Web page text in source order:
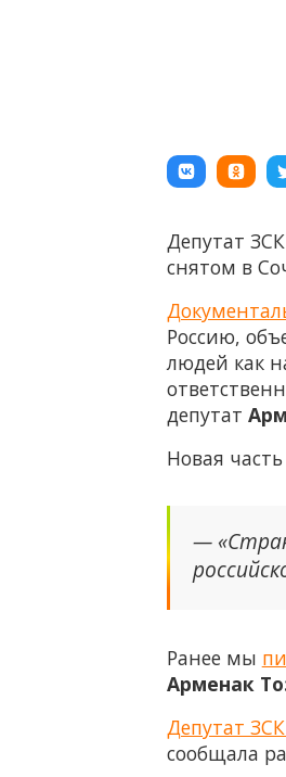
Депутат ЗСК
снятом в
Россию,
людей как
депутат
Новая
—
Ранее мы
Арменак
Депутат
сообщала